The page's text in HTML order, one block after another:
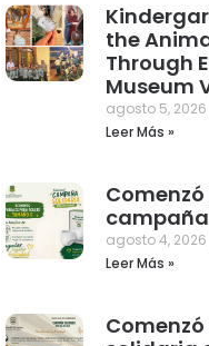
the
Through
Museum
agosto 5, 2026
Leer Más »
agosto 4, 2026
Leer Más »